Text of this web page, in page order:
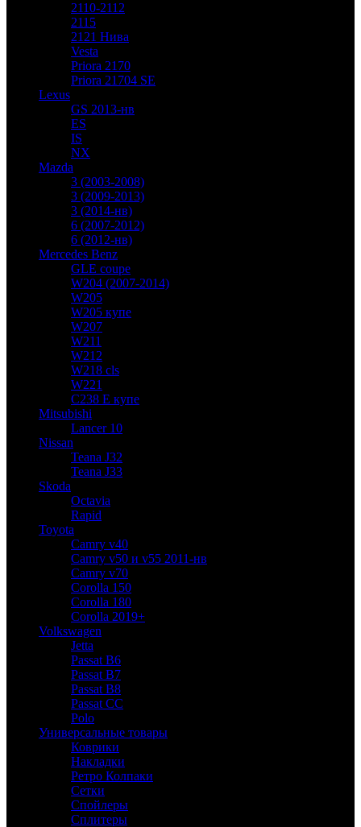
2110-2112
2115
2121 Нива
Vesta
Priora 2170
Priora 21704 SE
Lexus
GS 2013-нв
ES
IS
NX
Mazda
3 (2003-2008)
3 (2009-2013)
3 (2014-нв)
6 (2007-2012)
6 (2012-нв)
Mercedes Benz
GLE coupe
W204 (2007-2014)
W205
W205 купе
W207
W211
W212
W218 cls
W221
C238 E купе
Mitsubishi
Lancer 10
Nissan
Teana J32
Teana J33
Skoda
Octavia
Rapid
Toyota
Camry v40
Camry v50 и v55 2011-нв
Camry v70
Corolla 150
Corolla 180
Corolla 2019+
Volkswagen
Jetta
Passat B6
Passat B7
Passat B8
Passat CC
Polo
Универсальные товары
Коврики
Накладки
Ретро Колпаки
Сетки
Спойлеры
Сплитеры